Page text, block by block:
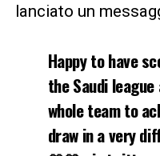
lanciato un
Happy to have
the Saudi
whole team to
draw in a very